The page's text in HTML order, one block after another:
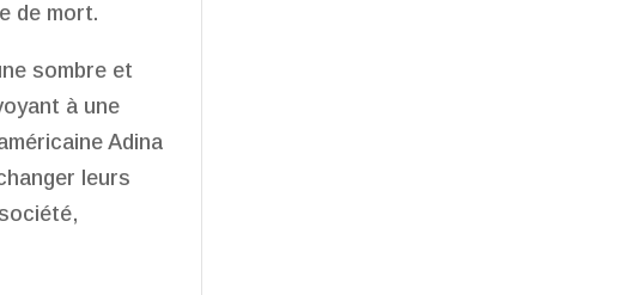
de mort.
sombre et
à une
Adina
leurs